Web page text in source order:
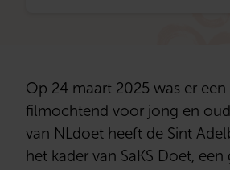
Op 24 maart 2025 was er
filmochtend voor jong en
van NLdoet heeft de Sint
het kader van SaKS Doet,